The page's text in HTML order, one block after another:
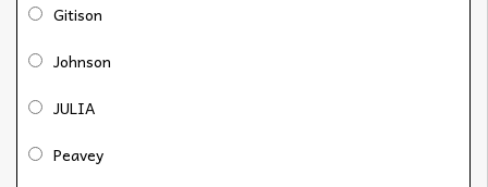
Gitison
Johnson
JULIA
Peavey